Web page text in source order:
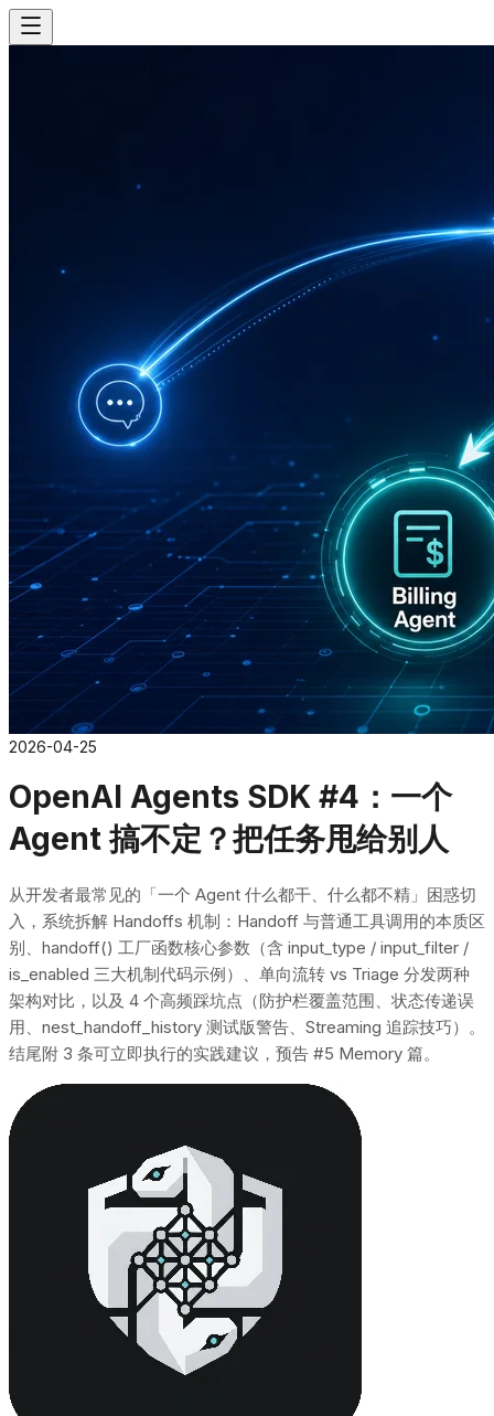
2026-04-25
OpenAI Agents SDK #4：一个
Agent 搞不定？把任务甩给别人
从开发者最常见的「一个 Agent 什么都干、什么都不精」困惑切
入，系统拆解 Handoffs 机制：Handoff 与普通工具调用的本质区
别、handoff() 工厂函数核心参数（含 input_type / input_filter /
is_enabled 三大机制代码示例）、单向流转 vs Triage 分发两种
架构对比，以及 4 个高频踩坑点（防护栏覆盖范围、状态传递误
用、nest_handoff_history 测试版警告、Streaming 追踪技巧）。
结尾附 3 条可立即执行的实践建议，预告 #5 Memory 篇。